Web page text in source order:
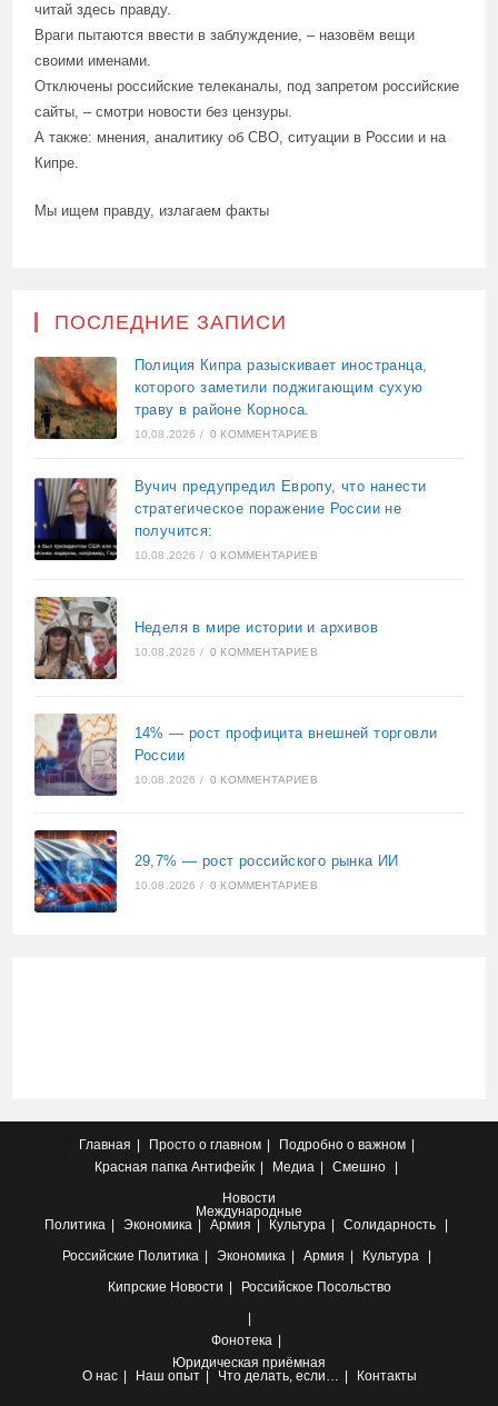
читай здесь правду.
Враги пытаются ввести в заблуждение, – назовём вещи
своими именами.
Отключены российские телеканалы, под запретом российские
сайты, – смотри новости без цензуры.
А также: мнения, аналитику об СВО, ситуации в России и на
Кипре.
Мы ищем правду, излагаем факты
ПОСЛЕДНИЕ ЗАПИСИ
Полиция Кипра разыскивает иностранца,
которого заметили поджигающим сухую
траву в районе Корноса.
10.08.2026 / 0 КОММЕНТАРИЕВ
Вучич предупредил Европу, что нанести
стратегическое поражение России не
получится:
10.08.2026 / 0 КОММЕНТАРИЕВ
Неделя в мире истории и архивов
10.08.2026 / 0 КОММЕНТАРИЕВ
14% — рост профицита внешней торговли
России
10.08.2026 / 0 КОММЕНТАРИЕВ
29,7% — рост российского рынка ИИ
10.08.2026 / 0 КОММЕНТАРИЕВ
Главная Просто о главном
Подробно о важном
Красная папка Антифейк Медиа
Смешно
Новости
Международные
Политика
Экономика Армия Культура
Солидарность
Российские Политика Экономика Армия
Культура
Кипрские Новости Российское Посольство
Фонотека
Юридическая приёмная
О нас
Наш опыт Что делать, если… Контакты